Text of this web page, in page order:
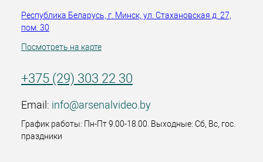
Республика Беларусь, г. Минск, ул. Стахановская д. 27,
пом. 30
Посмотреть на карте
+375 (29) 303 22 30
Email: info@arsenalvideo.by
График работы: Пн-Пт 9.00-18.00. Выходные: Сб, Вс, гос.
праздники